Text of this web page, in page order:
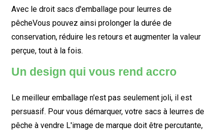
Avec le droit sacs d'emballage pour leurres de
pêcheVous pouvez ainsi prolonger la durée de
conservation, réduire les retours et augmenter la valeur
perçue, tout à la fois.
Un design qui vous rend accro
Le meilleur emballage n'est pas seulement joli, il est
persuasif. Pour vous démarquer, votre sacs à leurres de
pêche à vendreL'image de marque doit être percutante,